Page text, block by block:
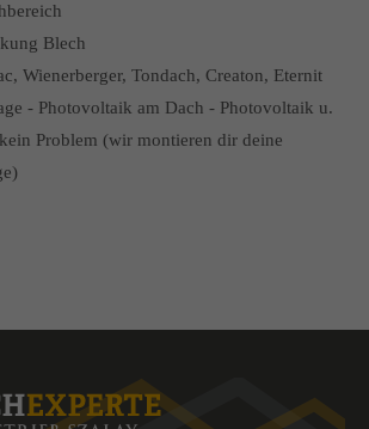
Blech
Wienerberger, Tondach, Creaton, Eternit
- Photovoltaik am Dach - Photovoltaik u.
Problem (wir montieren dir deine